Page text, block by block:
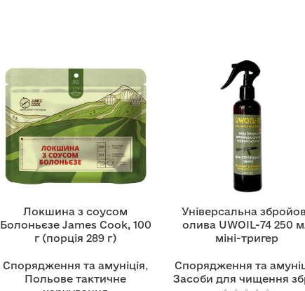
Локшина з соусом
Болоньєзе James Cook, 100
г (порція 289 г)
Спорядження та амуніція,
Польове тактичне
Універсальна
олива UWOIL-74 250
міні-тригер
Спорядження та
Засоби для чищення